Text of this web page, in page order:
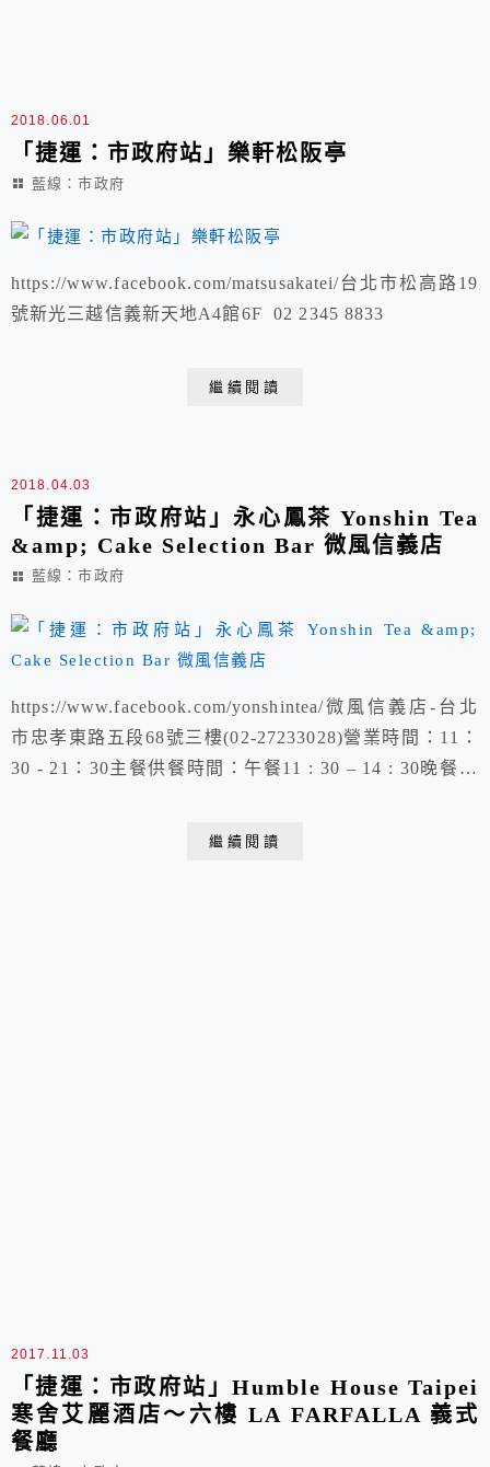
2018.06.01
「捷運：市政府站」樂軒松阪亭
藍線：市政府
https://www.facebook.com/matsusakatei/台北市松高路19
號新光三越信義新天地A4館6F 02 2345 8833
繼續閱讀
2018.04.03
「捷運：市政府站」永心鳳茶 Yonshin Tea
&amp; Cake Selection Bar 微風信義店
藍線：市政府
https://www.facebook.com/yonshintea/微風信義店-台北
市忠孝東路五段68號三樓(02-27233028)營業時間：11：
30 - 21：30主餐供餐時間：午餐11 : 30 – 14 : 30晚餐17
繼續閱讀
2017.11.03
「捷運：市政府站」Humble House Taipei
寒舍艾麗酒店～六樓 LA FARFALLA 義式
餐廳